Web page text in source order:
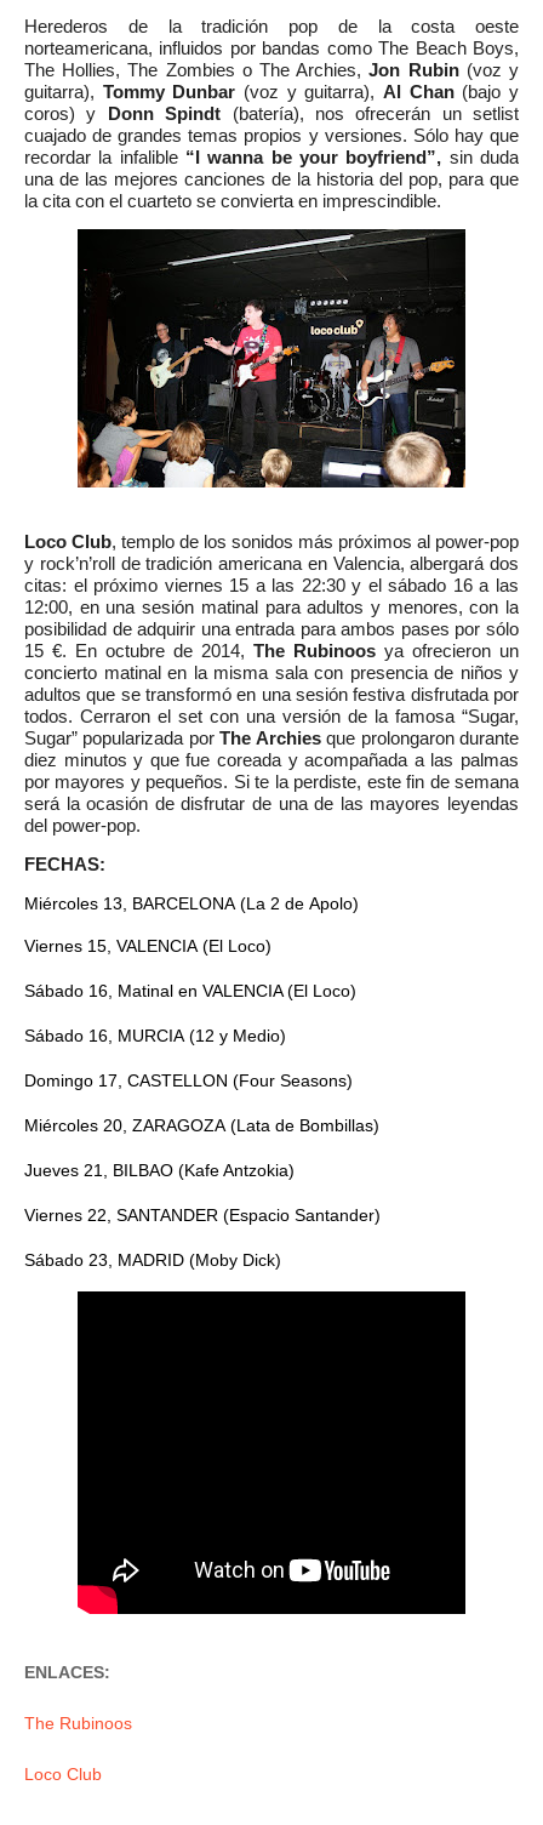
Herederos de la tradición pop de la costa oeste
norteamericana, influidos por bandas como The Beach Boys,
The Hollies, The Zombies o The Archies,Jon Rubin(voz y
guitarra), Tommy Dunbar (voz y guitarra),Al Chan(bajo y
coros) y
Donn Spindt (batería), nos ofrecerán un setlist
cuajado de grandes temas propios y versiones. Sólo hay que
recordar la infalible “I wanna be your boyfriend”, sin duda
una de las mejores canciones de la historia del pop, para que
la cita con el cuarteto se convierta en imprescindible.
Loco Club, templo de los sonidos más próximos al power-pop
y rock’n’roll de tradición americana en Valencia, albergará dos
citas: el próximo viernes 15 a las 22:30 y el sábado 16 a las
12:00, en una sesión matinal para adultos y menores, con la
posibilidad de adquirir una entrada para ambos pases por sólo
15 €. En octubre de 2014, The Rubinoos ya ofrecieron un
concierto matinal en la misma sala con presencia de niños y
adultos que se transformó en una sesión festiva disfrutada por
todos. Cerraron el set con una versión de la famosa “Sugar,
Sugar” popularizada porThe Archiesque prolongaron durante
diez minutos y que fue coreada y acompañada a las palmas
por mayores y pequeños. Si te la perdiste, este fin de semana
será la ocasión de disfrutar de una de las mayores leyendas
del power-pop.
FECHAS:
Miércoles 13, BARCELONA (La 2 de Apolo)
Viernes 15, VALENCIA (El Loco)
Sábado 16, Matinal en VALENCIA (El Loco)
Sábado 16, MURCIA (12 y Medio)
Domingo 17, CASTELLON (Four Seasons)
Miércoles 20, ZARAGOZA (Lata de Bombillas)
Jueves 21, BILBAO (Kafe Antzokia)
Viernes 22, SANTANDER (Espacio Santander)
Sábado 23, MADRID (Moby Dick)
ENLACES:
The Rubinoos
Loco Club